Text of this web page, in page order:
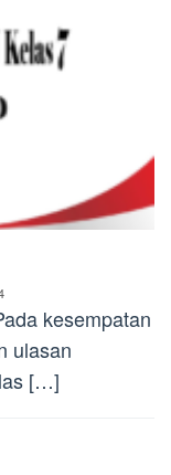
kesempatan
ulasan
[…]